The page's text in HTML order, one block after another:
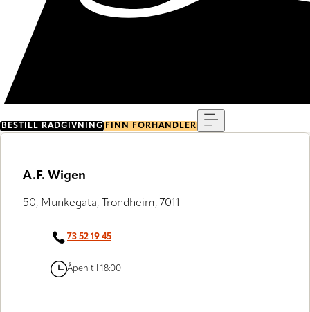
BESTILL RÅDGIVNING FINN FORHANDLER
A.F. Wigen
50, Munkegata, Trondheim, 7011
73 52 19 45
Åpen til 18:00